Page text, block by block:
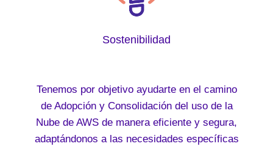
Sostenibilidad
Tenemos por objetivo ayudarte en el camino
de Adopción y Consolidación del uso de la
Nube de AWS de manera eficiente y segura,
adaptándonos a las necesidades específicas